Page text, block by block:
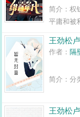
简介：权
平庸和被
王劲松
作者：隔
简介：分
王劲松